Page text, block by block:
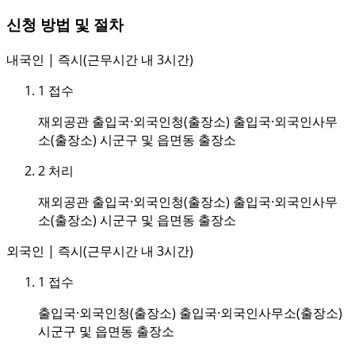
신청 방법 및 절차
내국인 | 즉시(근무시간 내 3시간)
1 접수
재외공관 출입국·외국인청(출장소) 출입국·외국인사무
소(출장소) 시군구 및 읍면동 출장소
2 처리
재외공관 출입국·외국인청(출장소) 출입국·외국인사무
소(출장소) 시군구 및 읍면동 출장소
외국인 | 즉시(근무시간 내 3시간)
1 접수
출입국·외국인청(출장소) 출입국·외국인사무소(출장소)
시군구 및 읍면동 출장소